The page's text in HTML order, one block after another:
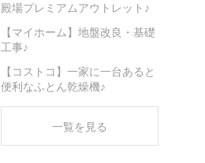
殿場プレミアムアウトレット♪
【マイホーム】地盤改良・基礎
工事♪
【コストコ】一家に一台あると
便利なふとん乾燥機♪
一覧を見る